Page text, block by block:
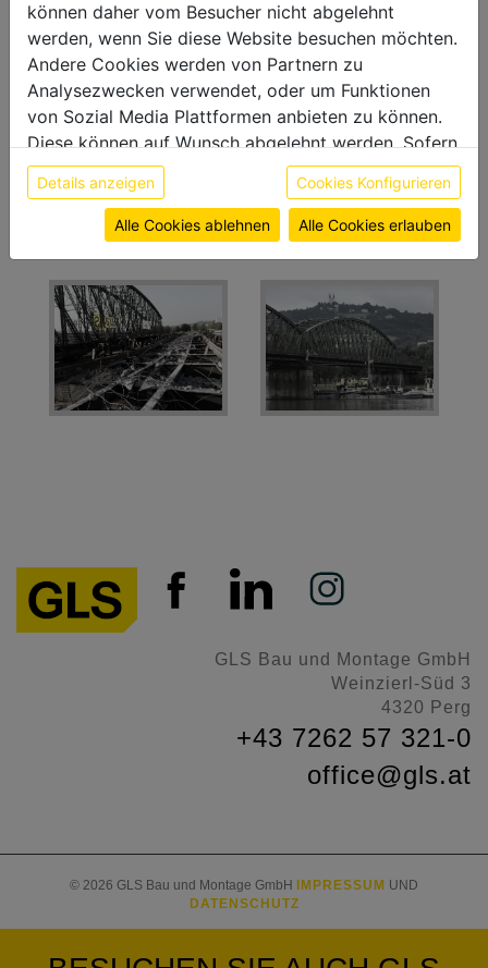
Abbruch der historischen Eisenbahnbrücke in
Linz.
GLS Bau und Montage GmbH
Weinzierl-Süd 3
4320 Perg
+43 7262 57 321-0
office@gls.at
© 2026 GLS Bau und Montage GmbH IMPRESSUM UND
DATENSCHUTZ
können daher vom Besucher nicht abgelehnt
werden, wenn Sie diese Website besuchen möchten.
Andere Cookies werden von Partnern zu
Analysezwecken verwendet, oder um Funktionen
von Sozial Media Plattformen anbieten zu können.
Diese können auf Wunsch abgelehnt werden. Sofern
sie unsere Webseite weiter nutzen, geben Sie
Einwilligung zu unseren Cookies.
Weitere Informationen finden sie in unserer
Datenschutzerklärungbzw. im Impressum
Details anzeigen Cookies Konfigurieren
Alle Cookies ablehnen Alle Cookies erlauben